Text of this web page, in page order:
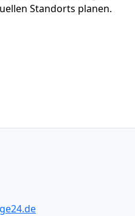
Standorts planen.